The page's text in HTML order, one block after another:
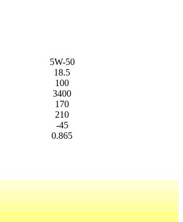
5W-50
18.5
100
3400
170
210
-45
0.865